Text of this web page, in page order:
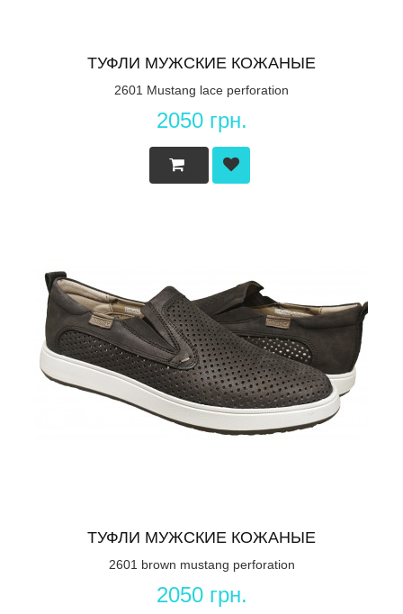
ТУФЛИ МУЖСКИЕ КОЖАНЫЕ
2601 Mustang lace perforation
2050 грн.
ТУФЛИ МУЖСКИЕ КОЖАНЫЕ
2601 brown mustang perforation
2050 грн.